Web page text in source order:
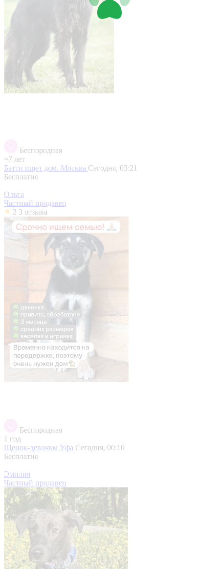
Беспородная
~7 лет
Бэтти ищет дом. Москва Сегодня, 03:21
Бесплатно
Ольга
Частный продавец
2 3 отзыва
Беспородная
1 год
Щенок-девочкм Уфа Сегодня, 00:10
Бесплатно
Эмилия
Частный продавец